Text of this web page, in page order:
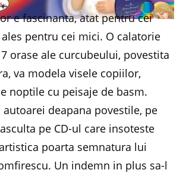
e fascinanta, atat pentru cei
pentru cei mici. O calatorie
orase ale curcubeului, povestita
va modela visele copiilor,
noptile cu peisaje de basm.
autoarei deapana povestile, pe
pe CD-ul care insoteste
poarta semnatura lui
Un indemn in plus sa-l